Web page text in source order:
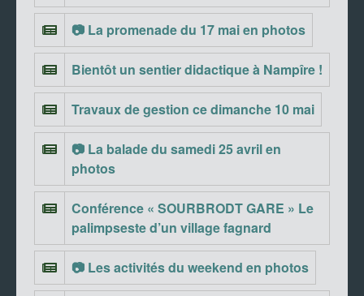
📷 La promenade du 17 mai en photos
Bientôt un sentier didactique à Nampîre !
Travaux de gestion ce dimanche 10 mai
📷 La balade du samedi 25 avril en
photos
Conférence « SOURBRODT GARE » Le
palimpseste d’un village fagnard
📷 Les activités du weekend en photos